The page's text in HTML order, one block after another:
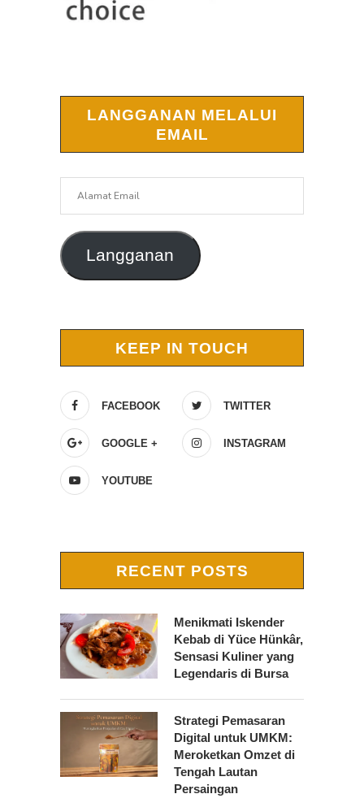
LANGGANAN MELALUI
EMAIL
Langganan
KEEP IN TOUCH
FACEBOOK TWITTER
GOOGLE + INSTAGRAM
YOUTUBE
RECENT POSTS
Menikmati Iskender
Kebab di Yüce Hünkâr,
Sensasi Kuliner yang
Legendaris di Bursa
Strategi Pemasaran
Digital untuk UMKM:
Meroketkan Omzet di
Tengah Lautan
Persaingan